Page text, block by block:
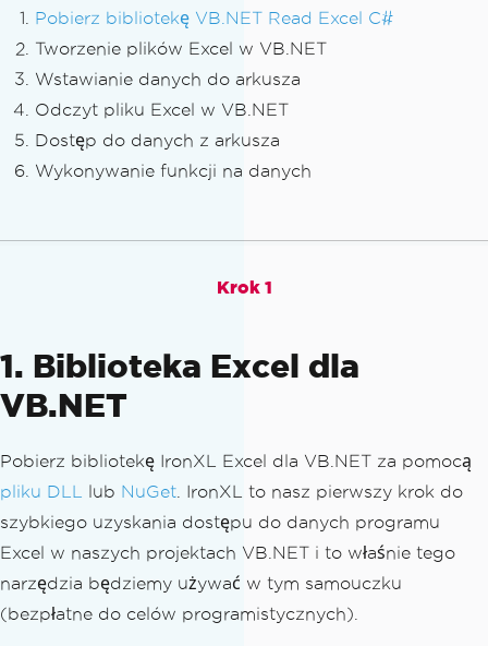
Pobierz bibliotekę VB.NET Read Excel C#
Tworzenie plików Excel w VB.NET
Wstawianie danych do arkusza
Odczyt pliku Excel w VB.NET
Dostęp do danych z arkusza
Wykonywanie funkcji na danych
Krok 1
1. Biblioteka Excel dla
VB.NET
Pobierz bibliotekę IronXL Excel dla VB.NET za pomocą
pliku DLL lub NuGet. IronXL to nasz pierwszy krok do
szybkiego uzyskania dostępu do danych programu
Excel w naszych projektach VB.NET i to właśnie tego
narzędzia będziemy używać w tym samouczku
(bezpłatne do celów programistycznych).